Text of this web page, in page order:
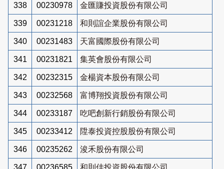
338 00230978 金匯賺投資股份有限公司
339 00231218 和則誼企業股份有限公司
340 00231483 天富國際股份有限公司
341 00231821 集英會股份有限公司
342 00232315 金楊資本股份有限公司
343 00232568 富博翔投資股份有限公司
344 00233187 吃吧創新行銷股份有限公司
345 00233412 陞泰投資控股股份有限公司
346 00235262 浚禾股份有限公司
347 00236585 和則佳投資股份有限公司